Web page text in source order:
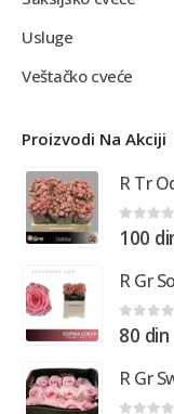
Usluge
Veštačko cveće
Proizvodi Na Akciji
R Tr
0 out of
100
R Gr
0out of
80 din
R Gr